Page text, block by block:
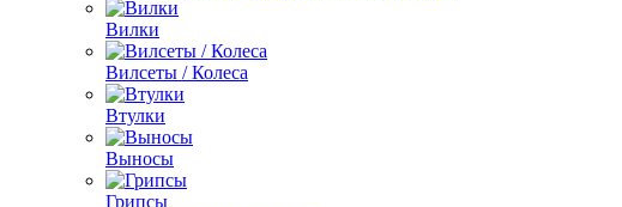
Вилки
Вилсеты / Колеса
Втулки
Выносы
Грипсы